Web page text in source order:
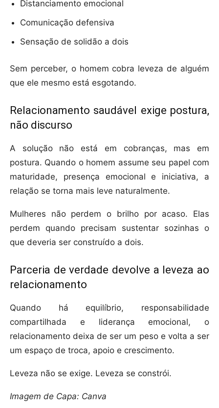
Distanciamento emocional
Comunicação defensiva
Sensação de solidão a dois
Sem perceber, o homem cobra leveza de alguém
que ele mesmo está esgotando.
Relacionamento saudável exige postura,
não discurso
A solução não está em cobranças, mas em
postura. Quando o homem assume seu papel com
maturidade, presença emocional e iniciativa, a
relação se torna mais leve naturalmente.
Mulheres não perdem o brilho por acaso. Elas
perdem quando precisam sustentar sozinhas o
que deveria ser construído a dois.
Parceria de verdade devolve a leveza ao
relacionamento
Quando há equilíbrio, responsabilidade
compartilhada e liderança emocional, o
relacionamento deixa de ser um peso e volta a ser
um espaço de troca, apoio e crescimento.
Leveza não se exige. Leveza se constrói.
Imagem de Capa: Canva